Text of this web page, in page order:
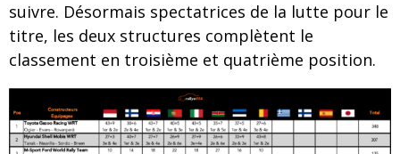
suivre. Désormais spectatrices de la lutte pour le
titre, les deux structures complètent le
classement en troisième et quatrième position.